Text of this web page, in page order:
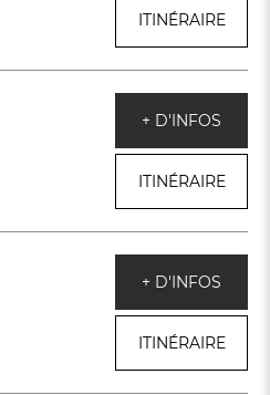
ITINÉRAIRE
+ D'INFOS
ITINÉRAIRE
+ D'INFOS
ITINÉRAIRE